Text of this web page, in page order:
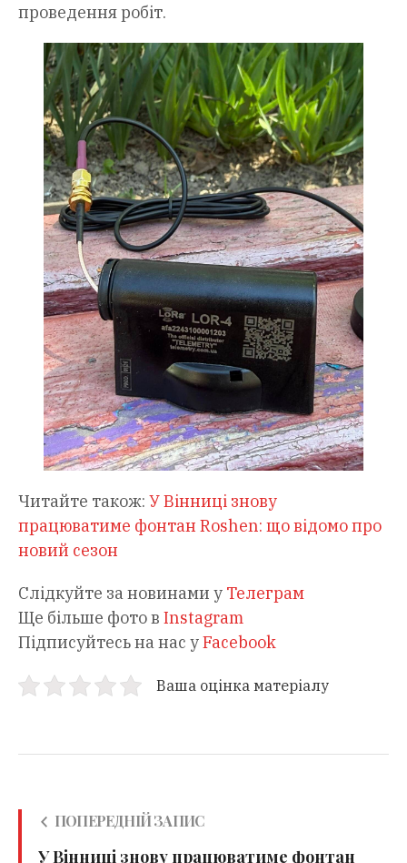
проведення робіт.
Читайте також: У Вінниці знову
працюватиме фонтан Roshen: що відомо про
новий сезон
Слідкуйте за новинами у Телеграм
Ще більше фото в Instagram
Підписуйтесь на нас уFacebook
Ваша оцінка матеріалу
ПОПЕРЕДНІЙ ЗАПИС
У Вінниці знову працюватиме фонтан